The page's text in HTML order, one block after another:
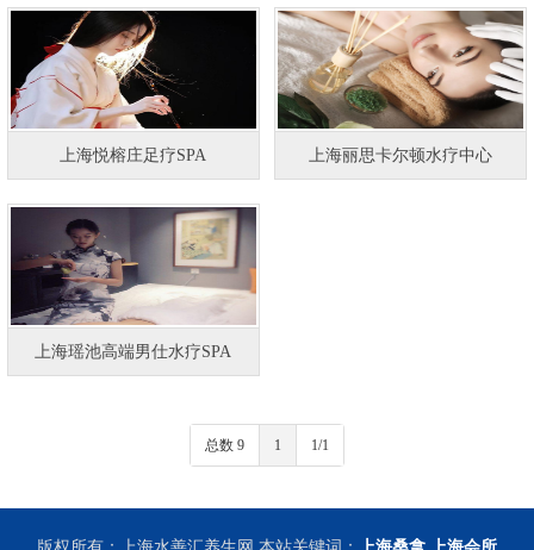
上海悦榕庄足疗SPA 上海丽思卡尔顿水疗中心
上海瑶池高端男仕水疗SPA
总数 9 1 1/1